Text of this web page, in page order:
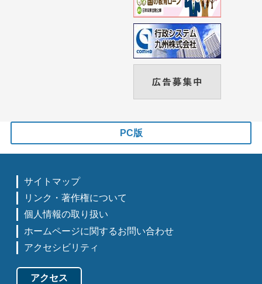
PC版
サイトマップ
リンク・著作権について
個人情報の取り扱い
ホームページに関するお問い合わせ
アクセシビリティ
アクセス